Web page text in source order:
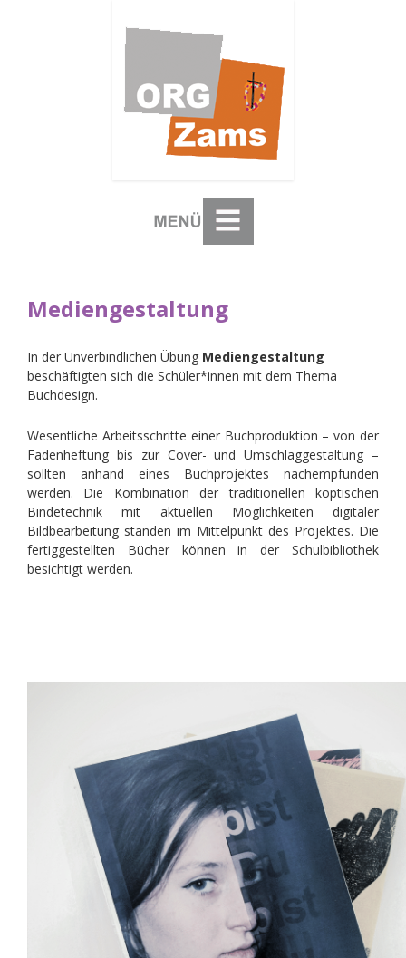
Mediengestaltung
In der Unverbindlichen Übung Mediengestaltung
beschäftigten sich die Schüler*innen mit dem Thema
Buchdesign.
Wesentliche Arbeitsschritte einer Buchproduktion – von der
Fadenheftung bis zur Cover- und Umschlaggestaltung –
sollten anhand eines Buchprojektes nachempfunden
werden. Die Kombination der traditionellen koptischen
Bindetechnik mit aktuellen Möglichkeiten digitaler
Bildbearbeitung standen im Mittelpunkt des Projektes. Die
fertiggestellten Bücher können in der Schulbibliothek
besichtigt werden.